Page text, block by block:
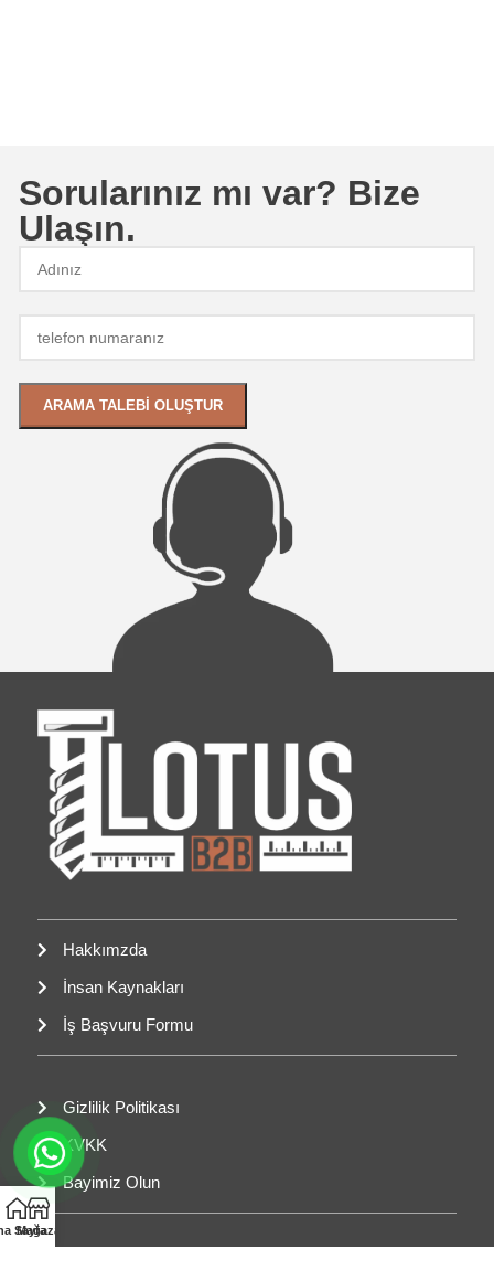
Sorularınız mı var? Bize
Ulaşın.
Hakkımzda
İnsan Kaynakları
İş Başvuru Formu
Gizlilik Politikası
KVKK
Bayimiz Olun
Sayfa
Mağaza